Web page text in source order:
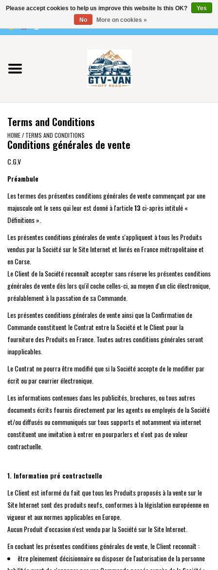
Use
the
up
and
down
arrows
to
enter
the
selected
and
swipe
gestures.
Vito / v-class - 447
Viano /Vito 639
VW T7 2025
VW T5
VW CRAFTER / MAN TGE
SPRINTER VS30 / 907
Sprinter 906 / NCV3
FORD TRANSIT / + CUSTOM
OTHER VANS
Classiques (VW T3, T4, Sprinter
Accessories
SPECIAL OFFERS
Terms and Conditions
HOME/ TERMS AND CONDITIONS
Conditions générales de vente
C.G.V
Préambule
Les termes des présentes conditions générales de vente commençant par une
majuscule ont le sens qui leur est donné à l'article13 ci-après intitulé «
Définitions ».
Les présentes conditions générales de vente s'appliquent à tous les Produits
vendus par la Société sur le Site Internet et livrés en France métropolitaine et
en Corse.
Le Client de la Société reconnaît accepter sans réserve les présentes conditions
générales de vente dès lors qu'il coche celles-ci, au moyen d'un clic électronique,
préalablement à la passation de sa Commande.
Les présentes conditions générales de vente ainsi que la Confirmation de
Commande constituent le Contrat entre la Société et le Client pour la
fourniture des Produits en France. Toutes autres conditions générales seront
inapplicables.
Le Contrat ne pourra être modifié que si la Société accepte de le modifier par
écrit ou par courrier électronique.
Les informations contenues dans les publicités, brochures, ou tous autres
documents écrits fournis directement par les agents ou employés de la Société
et/ou diffusés ou communiqués sur tous supports et notamment via internet
constituent une invitation à entrer en pourparlers et n'ont pas de valeur
contractuelle.
1. Information pré contractuelle
Le Client est informé du fait que tous les Produits proposés à la vente sur le
Site Internet sont des produits neufs, conformes à la législation européenne en
vigueur et aux normes applicables en Europe.
Aucun Produit d'occasion n'est vendu par la Société sur le Site Internet.
En cochant les présentes conditions générales de vente, le Client reconnaît :
être pleinement décisionnaire ou disposer de l'autorisation de la personne
Please accept cookies to help us improve this website Is this OK?
Yes
No
More on cookies »